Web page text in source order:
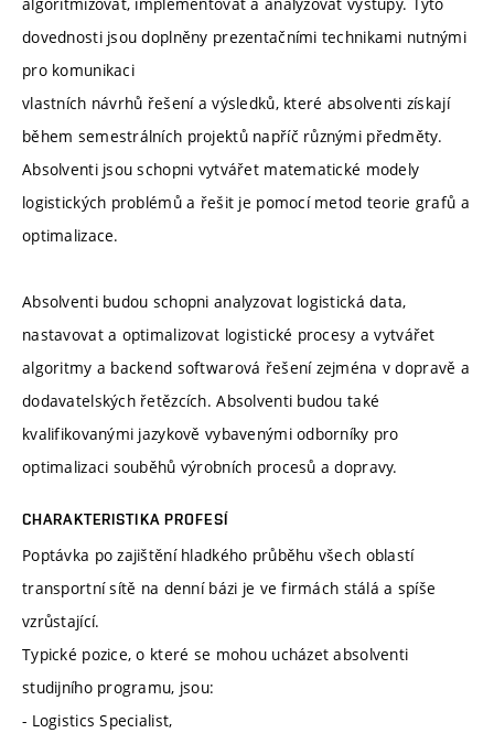
dovednosti jsou doplněny prezentačními technikami nutnými
pro komunikaci
vlastních návrhů řešení a výsledků, které absolventi získají
během semestrálních projektů napříč různými předměty.
Absolventi jsou schopni vytvářet matematické modely
logistických problémů a řešit je pomocí metod teorie grafů a
optimalizace.
Absolventi budou schopni analyzovat logistická data,
nastavovat a optimalizovat logistické procesy a vytvářet
algoritmy a backend softwarová řešení zejména v dopravě a
dodavatelských řetězcích. Absolventi budou také
kvalifikovanými jazykově vybavenými odborníky pro
optimalizaci souběhů výrobních procesů a dopravy.
CHARAKTERISTIKA PROFESÍ
Poptávka po zajištění hladkého průběhu všech oblastí
transportní sítě na denní bázi je ve firmách stálá a spíše
vzrůstající.
Typické pozice, o které se mohou ucházet absolventi
studijního programu, jsou:
- Logistics Specialist,